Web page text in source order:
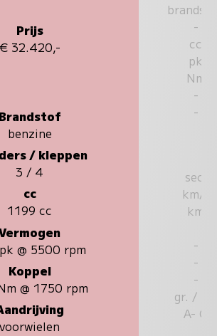
Prijs
€ 32.420,-
Brandstof
benzine
/ kleppen
3 / 4
cc
1199 cc
@ 5500 rpm
Koppel
@ 1750 rpm
voorwielen
-
cc
pk
Nm
-
-
sec.
km/u
km
-
-
-
gr. / km
A- G